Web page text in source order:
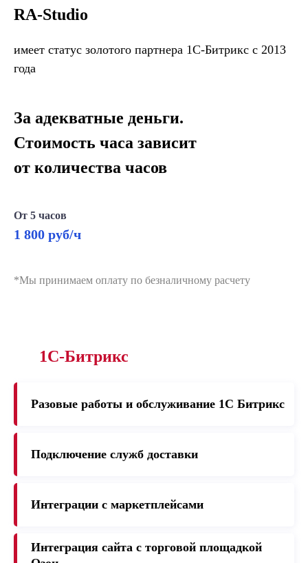
RA-Studio
имеет статус золотого партнера 1С-Битрикс с 2013
года
За адекватные деньги.
Стоимость часа зависит
от количества часов
От 5 часов
1 800 руб/ч
*Мы принимаем оплату по безналичному расчету
1С-Битрикс
Разовые работы и обслуживание 1C Битрикс
Подключение служб доставки
Интеграции с маркетплейсами
Интеграция сайта с торговой площадкой